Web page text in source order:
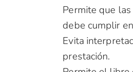
Permite que
debe cumplir
Evita
prestación.